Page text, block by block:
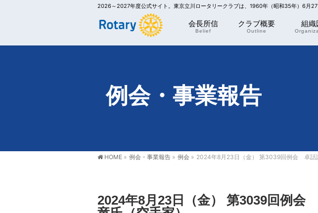
2026～2027年度公式サイト。東京立川ロータリークラブは、1960年（昭和35年）6月
会長所信
Belief
クラブ概要
Outline
組織
例会・事業報告
HOME » 例会・事業報告 » 例会 » 2024年8月23日（金） 第3039回例会 卓話
2024年8月23日（金） 第3039回例会